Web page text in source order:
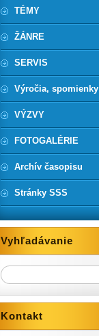
TÉMY
ŽÁNRE
SERVIS
Výročia, spomienky
VÝZVY
FOTOGALÉRIE
Archív časopisu
Stránky SSS
Vyhľadávanie
Kontakt